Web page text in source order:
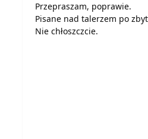
Przepraszam, poprawie.
Pisane nad talerzem po
Nie chłoszczcie.